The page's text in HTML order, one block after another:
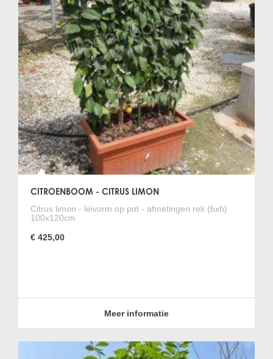
CITROENBOOM - CITRUS LIMON
Citrus limon - leivorm op pot - afmetingen rek (bxh)
100x120cm
€ 425,00
Meer informatie